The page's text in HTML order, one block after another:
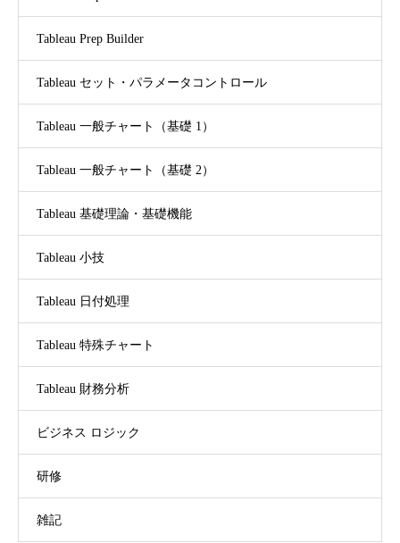
Tableau Prep Builder
Tableau セット・パラメータコントロール
Tableau 一般チャート（基礎 1）
Tableau 一般チャート（基礎 2）
Tableau 基礎理論・基礎機能
Tableau 小技
Tableau 日付処理
Tableau 特殊チャート
Tableau 財務分析
ビジネス ロジック
研修
雑記